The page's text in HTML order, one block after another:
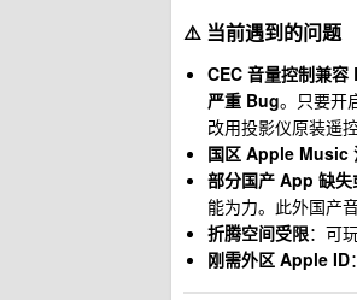
⚠️ 当前遇到的问题
CEC 音量控制兼容
严重 Bug。只要开
改用投影仪原装遥
国区 Apple Music
部分国产 App 缺失
能为力。此外国产
折腾空间受限：可
刚需外区 Apple ID